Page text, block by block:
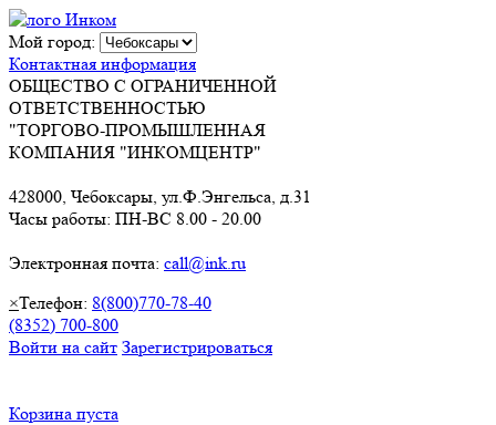
Мой город:
Контактная информация
ОБЩЕСТВО С ОГРАНИЧЕННОЙ
ОТВЕТСТВЕННОСТЬЮ
"ТОРГОВО-ПРОМЫШЛЕННАЯ
КОМПАНИЯ "ИНКОМЦЕНТР"
428000, Чебоксары, ул.Ф.Энгельса, д.31
Часы работы: ПН-ВС 8.00 - 20.00
Электронная почта: call@ink.ru
×Телефон: 8(800)770-78-40
(8352) 700-800
Войти на сайт Зарегистрироваться
Корзина пуста